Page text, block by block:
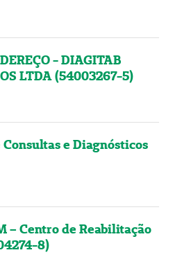
- DIAGITAB
LTDA (54003267-5)
e Diagnósticos
– Centro de Reabilitação
8)